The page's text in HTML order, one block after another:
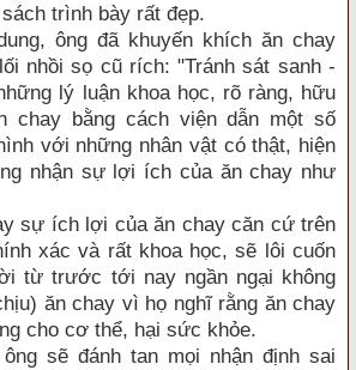
trình bày rất đẹp.
ông đã khuyến khích ăn chay
nhồi sọ cũ rích: "Tránh sát sanh -
lý luận khoa học, rõ ràng, hữu
chay bằng cách viện dẫn một số
với những nhân vật có thật, hiện
nhận sự lợi ích của ăn chay như
sự ích lợi của ăn chay căn cứ trên
xác và rất khoa học, sẽ lôi cuốn
từ trước tới nay ngần ngại không
ăn chay vì họ nghĩ rằng ăn chay
cho cơ thể, hại sức khỏe.
sẽ đánh tan mọi nhận định sai